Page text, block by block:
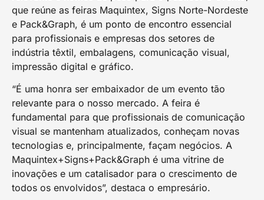
que reúne as feiras Maquintex, Signs Norte-Nordeste
e Pack&Graph, é um ponto de encontro essencial
para profissionais e empresas dos setores de
indústria têxtil, embalagens, comunicação visual,
impressão digital e gráfico.
“É uma honra ser embaixador de um evento tão
relevante para o nosso mercado. A feira é
fundamental para que profissionais de comunicação
visual se mantenham atualizados, conheçam novas
tecnologias e, principalmente, façam negócios. A
Maquintex+Signs+Pack&Graph é uma vitrine de
inovações e um catalisador para o crescimento de
todos os envolvidos”, destaca o empresário.